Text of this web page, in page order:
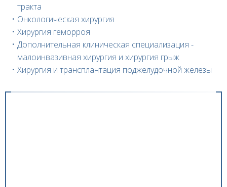
тракта
Онкологическая хирургия
Хирургия геморроя
Дополнительная клиническая специализация -
малоинвазивная хирургия и хирургия грыж
Хирургия и трансплантация поджелудочной железы